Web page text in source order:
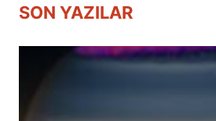
SON YAZILAR